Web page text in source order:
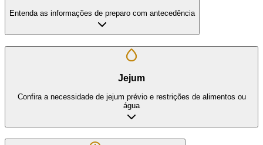
Entenda as informações de preparo com antecedência
Jejum
Confira a necessidade de jejum prévio e restrições de alimentos ou
água